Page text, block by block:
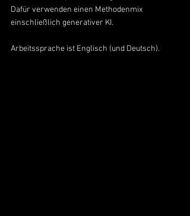
Dafür verwenden einen Methodenmix
einschließlich generativer KI.
Arbeitssprache ist Englisch (und Deutsch).